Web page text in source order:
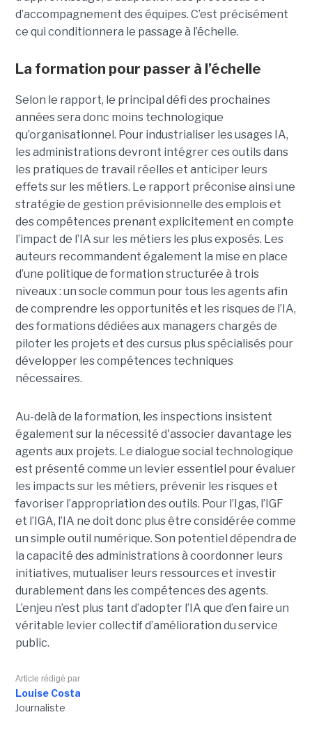
d’accompagnement des équipes. C’est précisément
ce qui conditionnera le passage à l’échelle.
La formation pour passer à l’échelle
Selon le rapport, le principal défi des prochaines
années sera donc moins technologique
qu’organisationnel. Pour industrialiser les usages IA,
les administrations devront intégrer ces outils dans
les pratiques de travail réelles et anticiper leurs
effets sur les métiers. Le rapport préconise ainsi une
stratégie de gestion prévisionnelle des emplois et
des compétences prenant explicitement en compte
l’impact de l’IA sur les métiers les plus exposés. Les
auteurs recommandent également la mise en place
d’une politique de formation structurée à trois
niveaux : un socle commun pour tous les agents afin
de comprendre les opportunités et les risques de l’IA,
des formations dédiées aux managers chargés de
piloter les projets et des cursus plus spécialisés pour
développer les compétences techniques
nécessaires.
Au-delà de la formation, les inspections insistent
également sur la nécessité d'associer davantage les
agents aux projets. Le dialogue social technologique
est présenté comme un levier essentiel pour évaluer
les impacts sur les métiers, prévenir les risques et
favoriser l’appropriation des outils. Pour l’Igas, l’IGF
et l’IGA, l’IA ne doit donc plus être considérée comme
un simple outil numérique. Son potentiel dépendra de
la capacité des administrations à coordonner leurs
initiatives, mutualiser leurs ressources et investir
durablement dans les compétences des agents.
L’enjeu n’est plus tant d’adopter l’IA que d’en faire un
véritable levier collectif d’amélioration du service
public.
Article rédigé par
Louise Costa
Journaliste